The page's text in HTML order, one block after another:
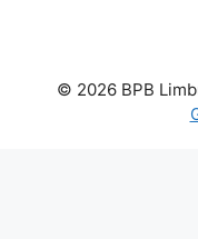
© 2026 BPB